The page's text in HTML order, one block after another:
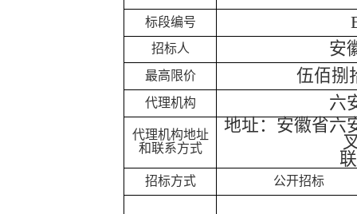
标段编号
招标人 安
最高限价 伍佰捌
代理机构 六
代理机构地址
和联系方式
地址：安徽省六
招标方式 公开招标